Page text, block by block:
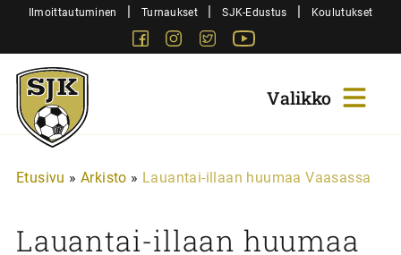
SiirryIlmoittautuminen | Turnaukset | SJK-Edustus | Koulutukset
FacebookInstagram
Twitter
Sjk-
Juniorit
Etusivu » Arkisto » Lauantai-illaan huumaa Vaasassa
Lauantai-illaan huumaa